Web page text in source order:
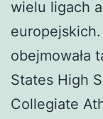
wielu ligach
obejmowała
States High
Collegiate